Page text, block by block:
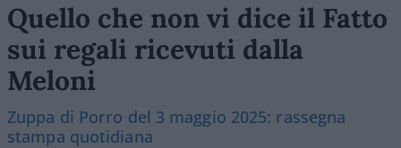
Quello che non vi dice il Fatto
sui regali ricevuti dalla
Meloni
Zuppa di Porro del 3 maggio 2025: rassegna
stampa quotidiana